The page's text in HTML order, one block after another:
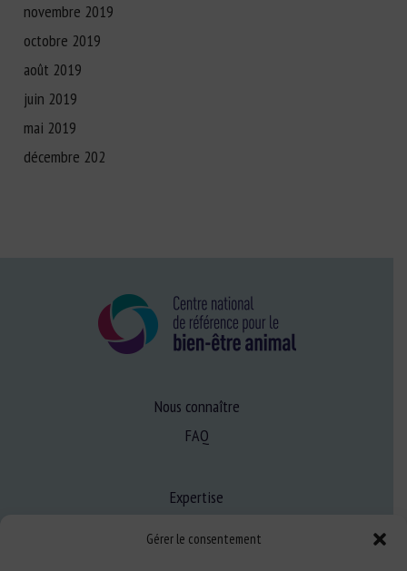
Gérer le consentement
novembre 2019
octobre 2019
août 2019
juin 2019
mai 2019
décembre 202
Nous connaître
FAQ
Expertise